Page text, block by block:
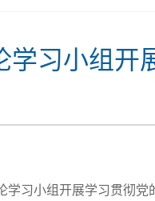
学习小组开
学习小组开展学习贯彻党